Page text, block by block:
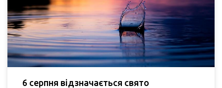
6 серпня відзначається свято